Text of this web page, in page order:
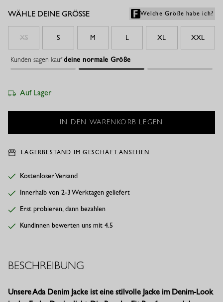
WÄHLE DEINE GRÖSSE Welche Größe habe ich?
XS S M L XL XXL
Kunden sagen kaufdeine normale Größe
Auf Lager
LAGERBESTAND IM GESCHÄFT ANSEHEN
Kostenloser Versand
Innerhalb von 2-3 Werktagen geliefert
Erst probieren, dann bezahlen
Kundinnen bewerten uns mit 4.5
BESCHREIBUNG
Unsere Ada Denim Jacke ist eine stilvolle Jacke im Denim-Look